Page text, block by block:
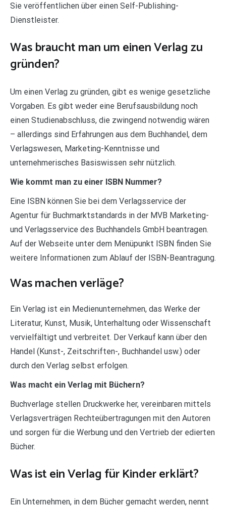
Sie veröffentlichen über einen Self-Publishing-
Dienstleister.
Was braucht man um einen Verlag zu
gründen?
Um einen Verlag zu gründen, gibt es wenige gesetzliche
Vorgaben. Es gibt weder eine Berufsausbildung noch
einen Studienabschluss, die zwingend notwendig wären
– allerdings sind Erfahrungen aus dem Buchhandel, dem
Verlagswesen, Marketing-Kenntnisse und
unternehmerisches Basiswissen sehr nützlich.
Wie kommt man zu einer ISBN Nummer?
Eine ISBN können Sie bei dem Verlagsservice der
Agentur für Buchmarktstandards in der MVB Marketing-
und Verlagsservice des Buchhandels GmbH beantragen.
Auf der Webseite unter dem Menüpunkt ISBN finden Sie
weitere Informationen zum Ablauf der ISBN-Beantragung.
Was machen verläge?
Ein Verlag ist ein Medienunternehmen, das Werke der
Literatur, Kunst, Musik, Unterhaltung oder Wissenschaft
vervielfältigt und verbreitet. Der Verkauf kann über den
Handel (Kunst-, Zeitschriften-, Buchhandel usw.) oder
durch den Verlag selbst erfolgen.
Was macht ein Verlag mit Büchern?
Buchverlage stellen Druckwerke her, vereinbaren mittels
Verlagsverträgen Rechteübertragungen mit den Autoren
und sorgen für die Werbung und den Vertrieb der edierten
Bücher.
Was ist ein Verlag für Kinder erklärt?
Ein Unternehmen, in dem Bücher gemacht werden, nennt